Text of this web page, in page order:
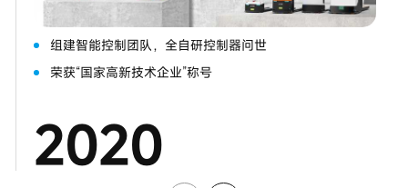
组建智能控制团队，全自研控制器问世
荣获“国家高新技术企业”称号
2020